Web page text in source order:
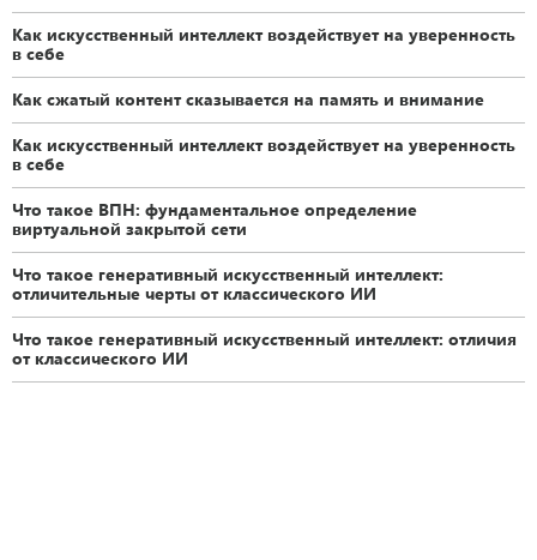
Как искусственный интеллект воздействует на уверенность
в себе
Как сжатый контент сказывается на память и внимание
Как искусственный интеллект воздействует на уверенность
в себе
Что такое ВПН: фундаментальное определение
виртуальной закрытой сети
Что такое генеративный искусственный интеллект:
отличительные черты от классического ИИ
Что такое генеративный искусственный интеллект: отличия
от классического ИИ